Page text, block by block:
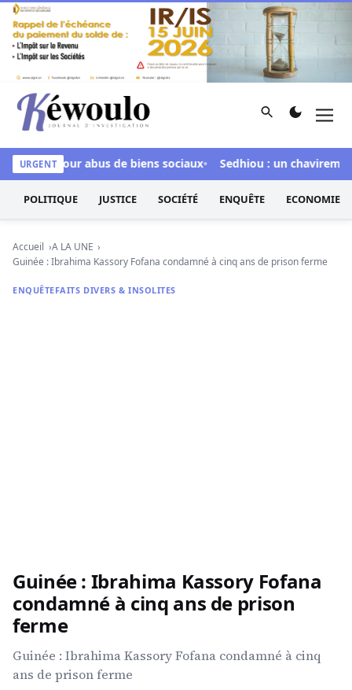
Aller au contenu
Kéwoulo, le premier site d'information et d'investigation
Rechercher
URGENTpour abus de biens sociaux Sedhiou : un chavirement
POLITIQUE JUSTICE SOCIÉTÉ ENQUÊTE ECONOMIE
Accueil
A LA UNE
Guinée : Ibrahima Kassory Fofana condamné à cinq ans de prison ferme
ENQUÊTEFAITS DIVERS & INSOLITES
Guinée : Ibrahima Kassory Fofana
condamné à cinq ans de prison
ferme
Guinée : Ibrahima Kassory Fofana condamné à cinq
ans de prison ferme